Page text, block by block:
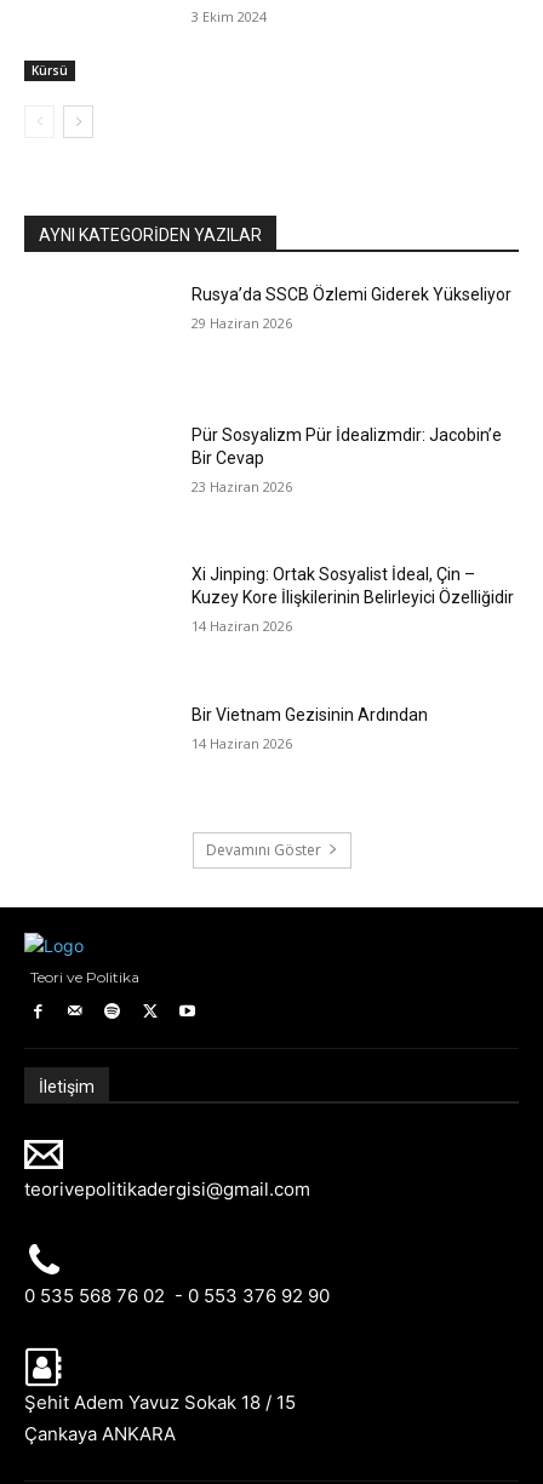
Kürsü
3 Ekim 2024
AYNI KATEGORIDEN YAZILAR
Rusya’da SSCB Özlemi Giderek Yükseliyor
29 Haziran 2026
Pür Sosyalizm Pür İdealizmdir: Jacobin’e
Bir Cevap
23 Haziran 2026
Xi Jinping: Ortak Sosyalist İdeal, Çin –
Kuzey Kore İlişkilerinin Belirleyici Özelliğidir
14 Haziran 2026
Bir Vietnam Gezisinin Ardından
14 Haziran 2026
Devamını Göster
Teori ve Politika
İletişim
teorivepolitikadergisi@gmail.com
0 535 568 76 02 - 0 553 376 92 90
Şehit Adem Yavuz Sokak 18 / 15
Çankaya ANKARA